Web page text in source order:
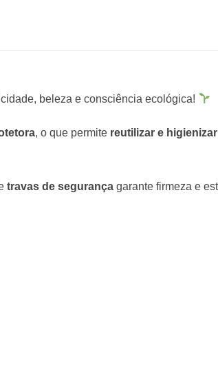
beleza e consciência ecológica!
, o que permite reutilizar e higienizar
travas de segurança garante firmeza e